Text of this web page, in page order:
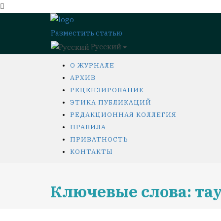
Разместить статью
Русский
О ЖУРНАЛЕ
АРХИВ
РЕЦЕНЗИРОВАНИЕ
ЭТИКА ПУБЛИКАЦИЙ
РЕДАКЦИОННАЯ КОЛЛЕГИЯ
ПРАВИЛА
ПРИВАТНОСТЬ
КОНТАКТЫ
Ключевые слова: